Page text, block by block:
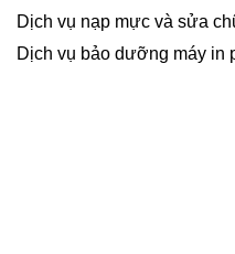
Dịch vụ nạp mực và sửa
Dịch vụ bảo dưỡng máy in